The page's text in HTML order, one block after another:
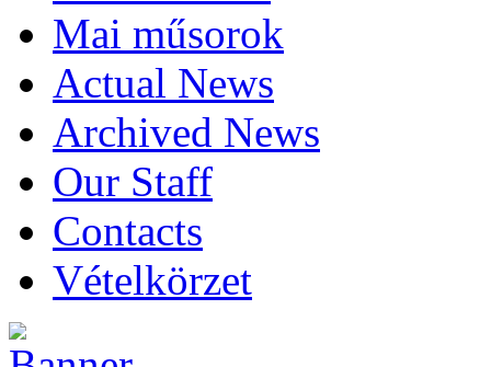
Mai műsorok
Actual News
Archived News
Our Staff
Contacts
Vételkörzet